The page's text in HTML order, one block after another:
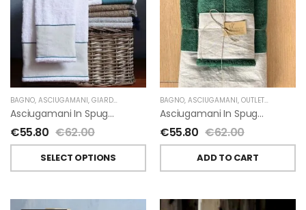
BAGNO, ASCIUGAMANI, GIARDINO SEGRETO
Asciugamani In Spugna E Lino Di Giardino Segreto
€55.80 €62.00
SELECT OPTIONS
BAGNO, ASCIUGAMANI, OUTLET,
Asciugamani In Spugna E Lino Di Giardino Segreto
€55.80 €62.00
ADD TO CART